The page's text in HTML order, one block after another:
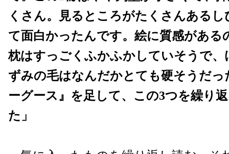
くさん。見るところがたくさんある
て面白かったんです。絵に質感がある
枕はすっごくふかふかしていそうで
ずみの毛はなんだかとても硬そうだっ
ーグース』を足して、この3つを繰り
た」